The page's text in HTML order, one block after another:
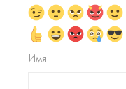
Имя